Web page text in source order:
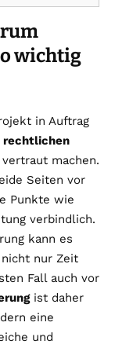
wichtig
in Auftrag
rechtlichen
vertraut machen.
Seiten vor
Punkte wie
verbindlich.
kann es
nur Zeit
Fall auch vor
ist daher
eine
und